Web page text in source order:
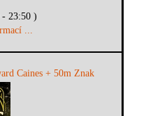
- 23:50 )
...
Caines + 50m Znak